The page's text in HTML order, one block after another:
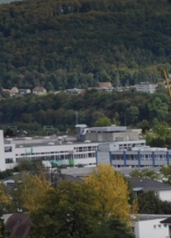
Parrainer
Trouvez des
DE FR